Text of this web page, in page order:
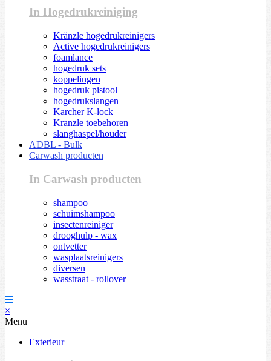
In Hogedrukreiniging
Kränzle hogedrukreinigers
Active hogedrukreinigers
foamlance
hogedruk sets
koppelingen
hogedruk pistool
hogedrukslangen
Karcher K-lock
Kranzle toebehoren
slanghaspel/houder
ADBL - Bulk
Carwash producten
In Carwash producten
shampoo
schuimshampoo
insectenreiniger
drooghulp - wax
ontvetter
wasplaatsreinigers
diversen
wasstraat - rollover
×
Menu
Exterieur